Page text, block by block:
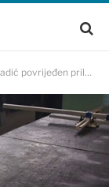
prilikom rezanja stakla